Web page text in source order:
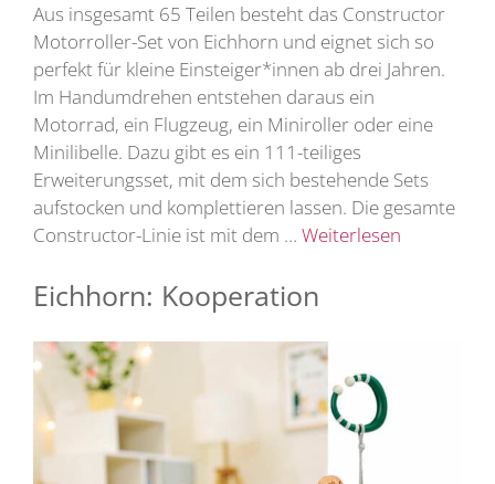
Aus insgesamt 65 Teilen besteht das Constructor
Motorroller-Set von Eichhorn und eignet sich so
perfekt für kleine Einsteiger*innen ab drei Jahren.
Im Handumdrehen entstehen daraus ein
Motorrad, ein Flugzeug, ein Miniroller oder eine
Minilibelle. Dazu gibt es ein 111-teiliges
Erweiterungsset, mit dem sich bestehende Sets
aufstocken und komplettieren lassen. Die gesamte
Constructor-Linie ist mit dem … Weiterlesen
Eichhorn: Kooperation